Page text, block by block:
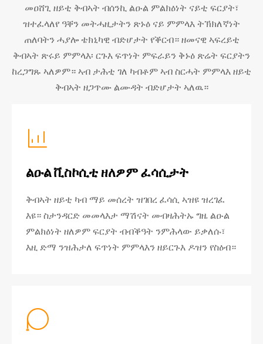
መዐሸጊ ዘይቲ ቅብኣት ብሰንኪ ልዑል ምልክዕነት ናይቲ ፍርያት፣
ዝተፈላለየ ዓቐን መትሓዚታትን ጽኑዕ ናይ ምምላእ ትኽክለኛነት
ጠለባትን ሓያሎ ቴክኒካዊ ብድሆታት የቕርብ። ዘመናዊ ኣፍረይቲ
ቅብኣት ጽሩይ ምምላእ፡ ርጉእ ፍጥነት ምፍራይን ቅኑዕ ጽሬት ፍርያትን
ከረጋግጹ ኣለዎም። ኣብ ታሕቲ ገለ ካብቶም ኣብ ስርሓት ምምላእ ዘይቲ
ቅብኣት ዘጋጥሙ ልሙዳት ብድሆታት ኣለዉ።

ልዑል ቪስኮሲቲ ዘለዎም ፈሳሲታት
ቅብኣት ዘይቲ ካብ ማይ መሰረት ዝገበረ ፈሳሲ ኣዝዩ ዝረገፈ
እዩ። ስታንዳርድ መመላእታ ማሽናት መብዛሕትኡ ግዜ ልዑል
ምልክዕነት ዘለዎም ፍርያት ብብቕዓት ንምሕላው ይቃለሱ፣
እዚ ድማ ንዝሕታለ ፍጥነት ምምላእን ዘይርጉእ ዶዝን የስዕብ።
